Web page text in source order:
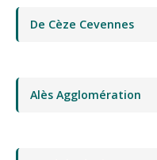
De Cèze Cevennes
Alès Agglomération